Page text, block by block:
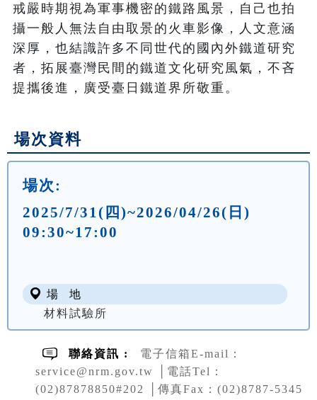
戒嚴時期視為軍事機密的鐵路風景，自己也拍
攝一般人無法自由取景的火車影像，人文意涵
深厚，也結識許多不同世代的國內外鐵道研究
者，拓展臺灣民間的鐵道文化研究風氣，不吝
場次資料
場次:
2025/7/31(四)~2026/04/26(日)
09:30~17:00
場 地
材料試驗所
聯絡資訊 :
電子信箱E-mail：
service@nrm.gov.tw │電話Tel：
(02)87878850#202 │傳真Fax：(02)8787-5345